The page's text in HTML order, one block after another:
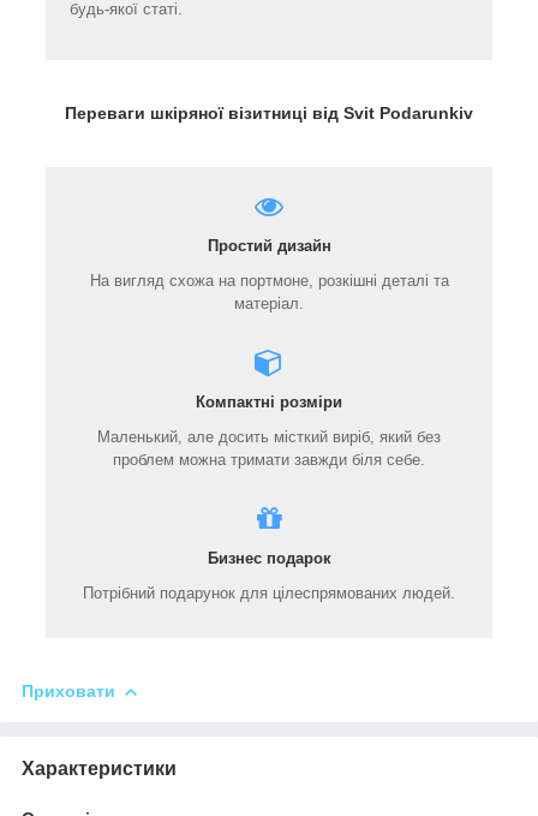
будь-якої статі.
Переваги шкіряної візитниці від Svit Podarunkiv
Простий дизайн
На вигляд схожа на портмоне, розкішні деталі та
матеріал.
Компактні розміри
Маленький, але досить місткий виріб, який без
проблем можна тримати завжди біля себе.
Бизнес подарок
Потрібний подарунок для цілеспрямованих людей.
Приховати
Характеристики